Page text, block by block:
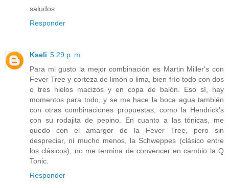
saludos
Responder
Kseli 5:29 p. m.
Para mi gusto la mejor combinación es Martin Miller's con
Fever Tree y corteza de limón o lima, bien frío todo con dos
o tres hielos macizos y en copa de balón. Eso sí, hay
momentos para todo, y se me hace la boca agua también
con otras combinaciones propuestas, como la Hendrick's
con su rodajita de pepino. En cuanto a las tónicas, me
quedo con el amargor de la Fever Tree, pero sin
despreciar, ni mucho menos, la Schweppes (clásico entre
los clásicos), no me termina de convencer en cambio la Q
Tonic.
Responder